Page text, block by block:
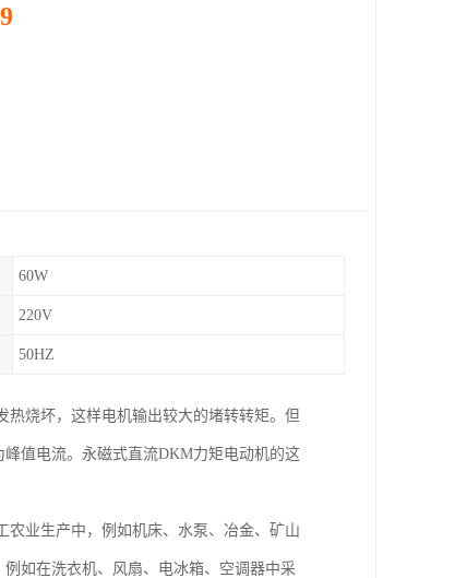
60W
220V
50HZ
烧坏，这样电机输出较大的堵转转矩。但
值电流。永磁式直流DKM力矩电动机的这
业生产中，例如机床、水泵、冶金、矿山
如在洗衣机、风扇、电冰箱、空调器中采